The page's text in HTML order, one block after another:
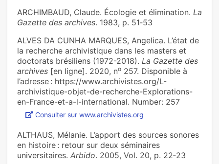
ARCHIMBAUD, Claude. Écologie et élimination. La
Gazette des archives. 1983, p. 51‑53
ALVES DA CUNHA MARQUES, Angelica. L’état de
la recher­che archi­vis­ti­que dans les mas­ters et
doc­to­rats bré­si­liens (1972-2018). La Gazette des
archives [en ligne]. 2020, no 257. Disponible à
l’adresse : https://www.archivistes.org/L-
archivistique-objet-de-recherche-Explorations-
en-France-et-a-l-international. Number: 257
Consulter sur www.archivistes.org
ALTHAUS, Mélanie. L’apport des sources sonores
en histoire : retour sur deux séminaires
universitaires. Arbido. 2005, Vol. 20, p. 22‑23